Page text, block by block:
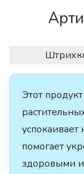
Этот
помогает
здоровыми